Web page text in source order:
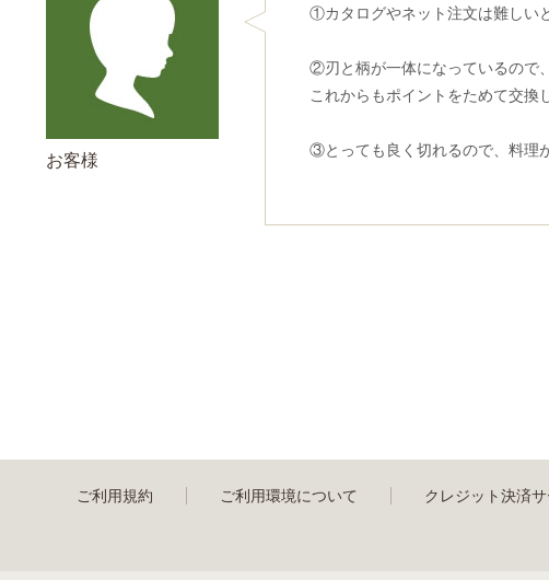
お客様
①カタログやネット注文は難しい
②刃と柄が一体になっているので
これからもポイントをためて交換
③とっても良く切れるので、料理
ご利用規約 ご利用環境について クレジット決済